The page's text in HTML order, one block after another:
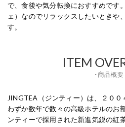
で、食後や気分転換におすすめです
ェ）なのでリラックスしたいときや
す。
ITEM
- 商品概要
JINGTEA（ジンティー）は、２００
わずか数年で数々の高級ホテルのお
ンティーで採用された新進気鋭の紅